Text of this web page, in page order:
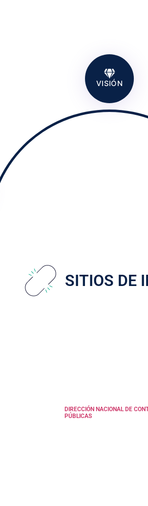
VISIÓN
SITIOS DE
DIRECCIÓN NACIONAL DE
PÚBLICAS